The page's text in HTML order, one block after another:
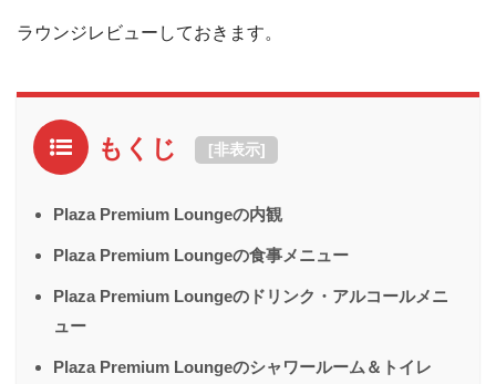
ラウンジレビューしておきます。
もくじ [非表示]
Plaza Premium Loungeの内観
Plaza Premium Loungeの食事メニュー
Plaza Premium Loungeのドリンク・アルコールメニ
ュー
Plaza Premium Loungeのシャワールーム＆トイレ